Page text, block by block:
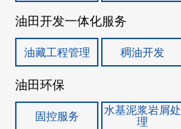
油田开发一体化服务
油藏工程管理 稠油开发
油田环保
固控服务
水基泥浆岩屑处
理